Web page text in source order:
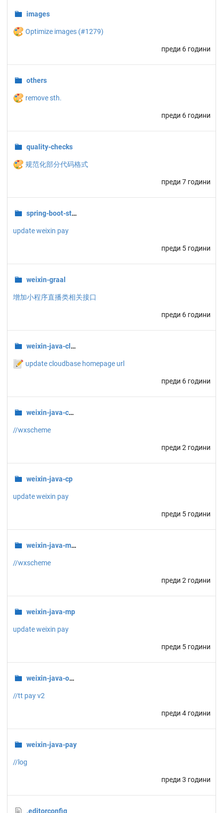
images
🎨 Optimize images (#1279)
преди 6 години
others
🎨 remove sth.
преди 6 години
quality-checks
🎨 规范化部分代码格式
преди 7 години
spring-boot-starters
update weixin pay
преди 5 години
weixin-graal
增加小程序直播类相关接口
преди 6 години
weixin-java-cloudbase
📝 update cloudbase homepage url
преди 6 години
weixin-java-common
//wxscheme
преди 2 години
weixin-java-cp
update weixin pay
преди 5 години
weixin-java-miniapp
//wxscheme
преди 2 години
weixin-java-mp
update weixin pay
преди 5 години
weixin-java-open
//tt pay v2
преди 4 години
weixin-java-pay
//log
преди 3 години
.editorconfig